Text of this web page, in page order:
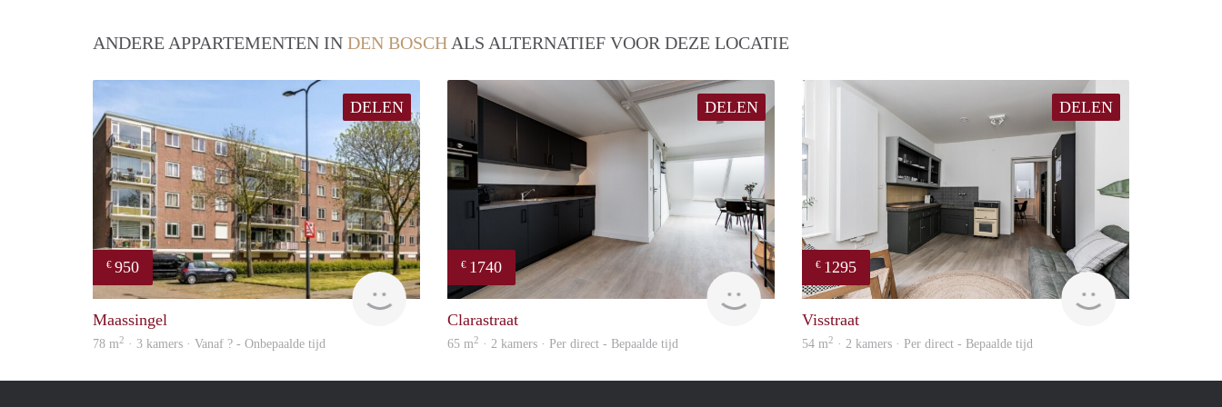
ANDERE APPARTEMENTEN IN DEN BOSCH ALS ALTERNATIEF VOOR DEZE LOCATIE
DELEN
€ 950
Woning
Maassingel
78 m2 · 3 kamers · Vanaf ? - Onbepaalde tijd
DELEN
€ 1740
Next
Clarastraat
65 m2 · 2 kamers · Per direct - Bepaalde tijd
DELEN
€ 1295
Next
Visstraat
54 m2 · 2 kamers · Per direct - Bepaalde tijd